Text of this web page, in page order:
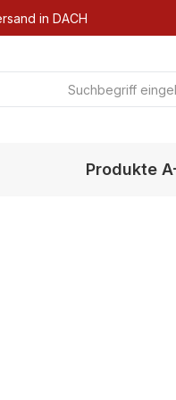
in DACH
Produkte